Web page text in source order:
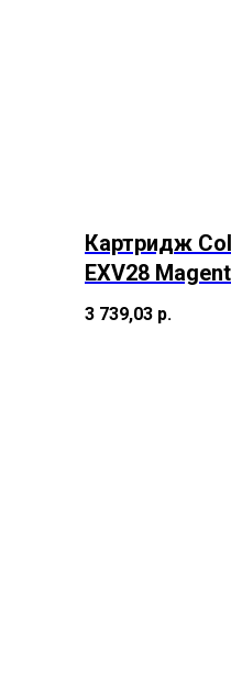
Картридж
EXV28
3 739,03 р.